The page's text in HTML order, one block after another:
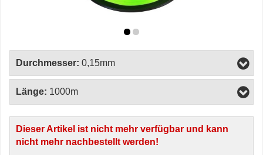
Durchmesser: 0,15mm
Länge: 1000m
Dieser Artikel ist nicht mehr verfügbar und kann
nicht mehr nachbestellt werden!